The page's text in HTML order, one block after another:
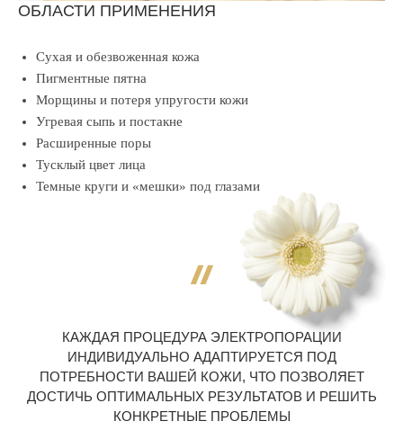
ОБЛАСТИ ПРИМЕНЕНИЯ
Сухая и обезвоженная кожа
Пигментные пятна
Морщины и потеря упругости кожи
Угревая сыпь и постакне
Расширенные поры
Тусклый цвет лица
Темные круги и «мешки» под глазами
КАЖДАЯ ПРОЦЕДУРА ЭЛЕКТРОПОРАЦИИ
ИНДИВИДУАЛЬНО АДАПТИРУЕТСЯ ПОД
ПОТРЕБНОСТИ ВАШЕЙ КОЖИ, ЧТО ПОЗВОЛЯЕТ
ДОСТИЧЬ ОПТИМАЛЬНЫХ РЕЗУЛЬТАТОВ И РЕШИТЬ
КОНКРЕТНЫЕ ПРОБЛЕМЫ